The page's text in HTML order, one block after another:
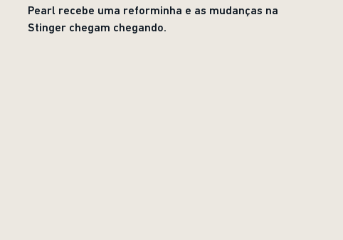
Pearl recebe uma reforminha e as mudanças na
Stinger chegam chegando.